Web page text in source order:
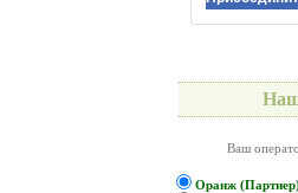
Ваш
Оранж